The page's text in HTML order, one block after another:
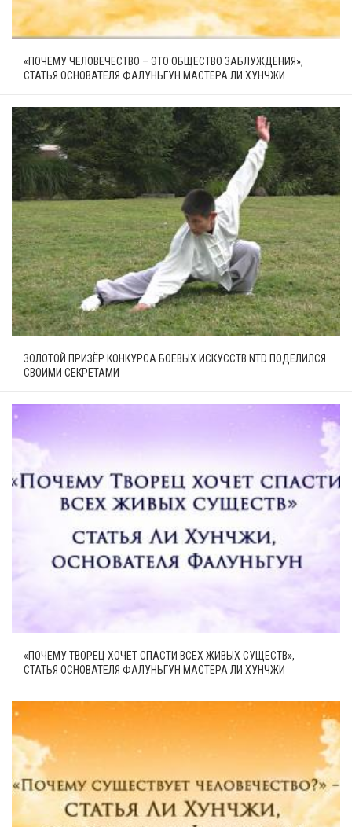
«ПОЧЕМУ ЧЕЛОВЕЧЕСТВО – ЭТО ОБЩЕСТВО ЗАБЛУЖДЕНИЯ»,
СТАТЬЯ ОСНОВАТЕЛЯ ФАЛУНЬГУН МАСТЕРА ЛИ ХУНЧЖИ
ЗОЛОТОЙ ПРИЗЁР КОНКУРСА БОЕВЫХ ИСКУССТВ NTD ПОДЕЛИЛСЯ
СВОИМИ СЕКРЕТАМИ
«ПОЧЕМУ ТВОРЕЦ ХОЧЕТ СПАСТИ ВСЕХ ЖИВЫХ СУЩЕСТВ»,
СТАТЬЯ ОСНОВАТЕЛЯ ФАЛУНЬГУН МАСТЕРА ЛИ ХУНЧЖИ